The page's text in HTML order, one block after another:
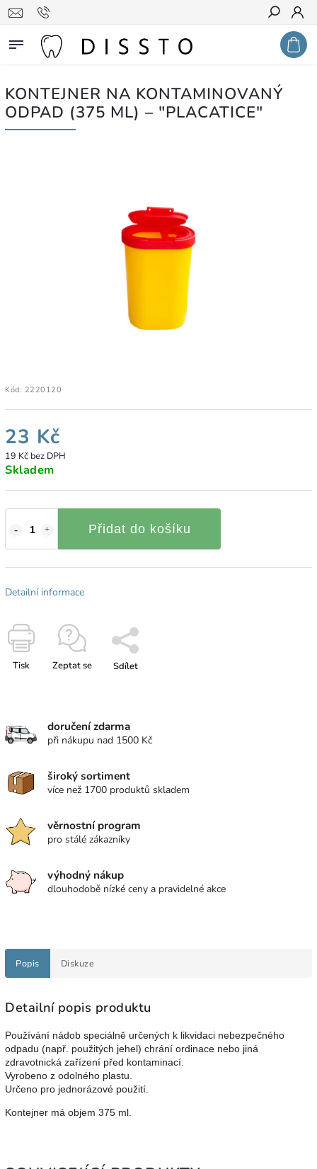
Hledat
KONTEJNER NA KONTAMINOVANÝ
ODPAD (375 ML) – "PLACATICE"
Kód: 2220120
23 Kč
19 Kč bez DPH
Skladem
Přidat do košíku
Detailní informace
Tisk Zeptat se Sdílet
doručení zdarma
při nákupu nad 1500 Kč
široký sortiment
více než 1700 produktů skladem
věrnostní program
pro stálé zákazníky
výhodný nákup
dlouhodobě nízké ceny a pravidelné akce
Popis Diskuze
Detailní popis produktu
Používání nádob speciálně určených k likvidaci nebezpečného
odpadu (např. použitých jehel) chrání ordinace nebo jiná
zdravotnická zařízení před kontaminací.
Vyrobeno z odolného plastu.
Určeno pro jednorázové použití.
Kontejner má objem 375 ml.